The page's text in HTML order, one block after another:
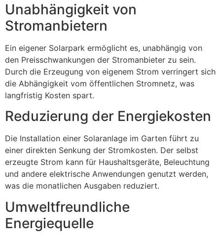
Unabhängigkeit von
Stromanbietern
Ein eigener Solarpark ermöglicht es, unabhängig von
den Preisschwankungen der Stromanbieter zu sein.
Durch die Erzeugung von eigenem Strom verringert sich
die Abhängigkeit vom öffentlichen Stromnetz, was
langfristig Kosten spart.
Reduzierung der Energiekosten
Die Installation einer Solaranlage im Garten führt zu
einer direkten Senkung der Stromkosten. Der selbst
erzeugte Strom kann für Haushaltsgeräte, Beleuchtung
und andere elektrische Anwendungen genutzt werden,
was die monatlichen Ausgaben reduziert.
Umweltfreundliche
Energiequelle